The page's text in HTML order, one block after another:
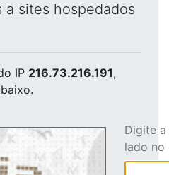
a sites hospedados
IP 216.73.216.191,
Digite
lado no